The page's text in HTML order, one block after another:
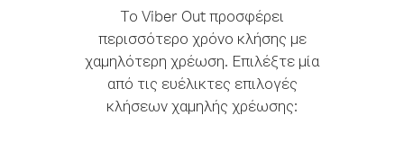
Το Viber Out προσφέρει
περισσότερο χρόνο κλήσης με
χαμηλότερη χρέωση. Επιλέξτε μία
από τις ευέλικτες επιλογές
κλήσεων χαμηλής χρέωσης: